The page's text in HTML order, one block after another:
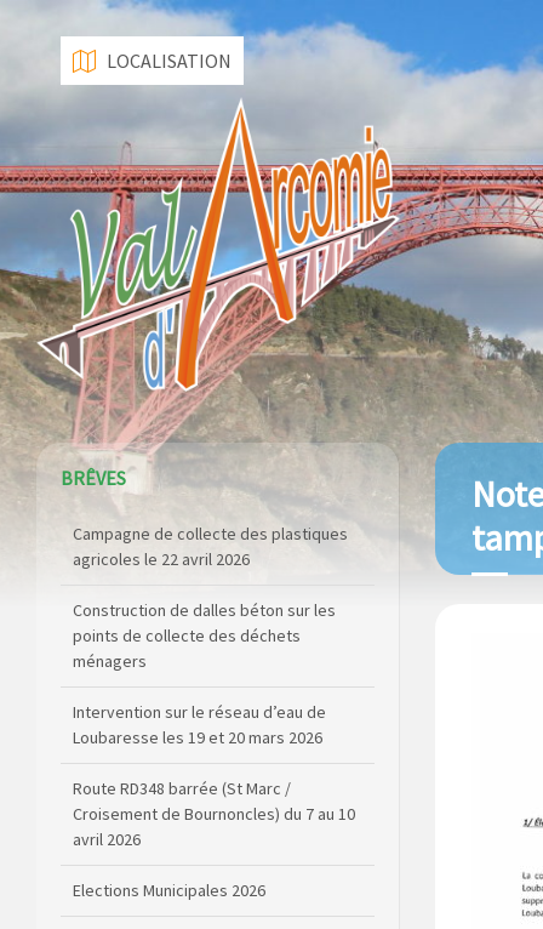
LOCALISATION
BRÊVES
Campagne de collecte des plastiques
agricoles le 22 avril 2026
Construction de dalles béton sur les
points de collecte des déchets
ménagers
Intervention sur le réseau d’eau de
Loubaresse les 19 et 20 mars 2026
Route RD348 barrée (St Marc /
Croisement de Bournoncles) du 7 au 10
avril 2026
Elections Municipales 2026